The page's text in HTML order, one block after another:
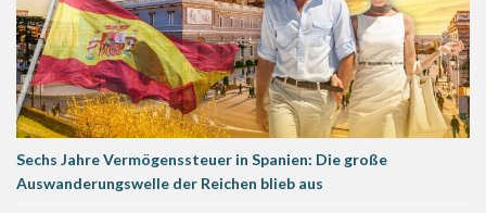
Sechs Jahre Vermögenssteuer in Spanien: Die große
Auswanderungswelle der Reichen blieb aus